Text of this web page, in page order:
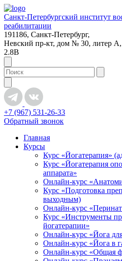
Санкт-Петербургский институт
реабилитации
191186, Санкт-Петербург,
Невский пр-кт, дом № 30, литер
2.8В
+7 (967) 531-26-33
Обратный звонок
Главная
Курсы
Курс «Йогатерапия»
Курс «Йогатерапия
аппарата»
Онлайн-курс
Курс «Подготовка
выходным)
Онлайн-курс
Курс «Инструменты
йогатерапии»
Онлайн-курс «Йога
Онлайн-курс «Йога в
Онлайн-курс «Общая